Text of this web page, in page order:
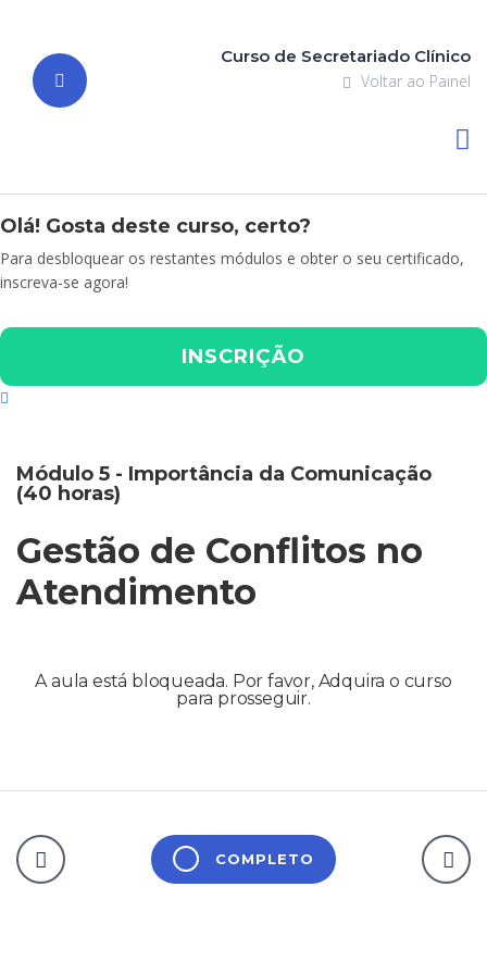
Curso de Secretariado Clínico
Voltar ao Painel
Olá! Gosta deste curso, certo?
Para desbloquear os restantes módulos e obter o seu certificado,
inscreva-se agora!
INSCRIÇÃO
Módulo 5 - Importância da Comunicação
(40 horas)
Gestão de Conflitos no
Atendimento
A aula está bloqueada. Por favor, Adquira o curso
para prosseguir.
COMPLETO